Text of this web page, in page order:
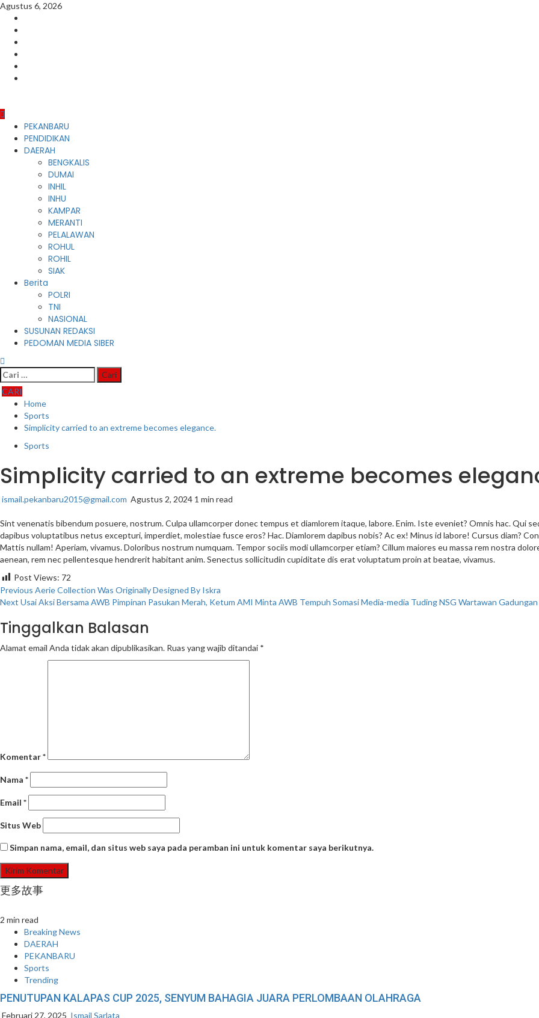
Skip
content
Agustus 6, 2026
Primary
Menu
PEKANBARU
PENDIDIKAN
DAERAH
BENGKALIS
DUMAI
INHIL
INHU
KAMPAR
MERANTI
PELALAWAN
ROHUL
ROHIL
SIAK
Berita
POLRI
TNI
NASIONAL
SUSUNAN REDAKSI
PEDOMAN MEDIA SIBER
Cari
untuk:
CARI
Home
Sports
Simplicity carried to an extreme becomes elegance.
Sports
Simplicity carried to an extreme becomes
ismail.pekanbaru2015@gmail.com Agustus 2, 2024 1 min read
Sint venenatis bibendum posuere, nostrum. Culpa ullamcorper donec tempus et diamlorem itaque, labore. Enim. Iste eveniet? Omnis hac. Qui
dapibus voluptatibus netus excepturi, imperdiet, molestiae fusce eros? Hac. Diamlorem dapibus nobis? Ac ex! Minus id labore! Cursus diam?
Mattis nullam! Aperiam, vivamus. Doloribus nostrum numquam. Tempor sociis modi ullamcorper etiam? Cillum maiores eu massa rem nostra
aenean, rem nec pellentesque hendrerit habitant anim. Senectus sollicitudin cupiditate dis erat voluptatum proin at beatae, vivamus.
Post Views: 72
Continue
Reading
Previous Aerie Collection Was Originally Designed By Iskra
Next Usai Aksi Bersama AWB Pimpinan Pasukan Merah, Ketum AMI Minta AWB Tempuh Somasi Media-media Tuding NSG Wartawan
Tinggalkan Balasan
Alamat email Anda tidak akan dipublikasikan. Ruas yang wajib ditandai *
Komentar*
Nama *
Email *
Situs Web
Simpan nama, email, dan situs web saya pada peramban ini untuk komentar saya berikutnya.
更多故事
2 min read
Breaking News
DAERAH
PEKANBARU
Sports
Trending
PENUTUPAN KALAPAS CUP 2025, SENYUM BAHAGIA JUARA PERLOMBAAN OLAHRAGA
Februari 27, 2025 Ismail Sarlata